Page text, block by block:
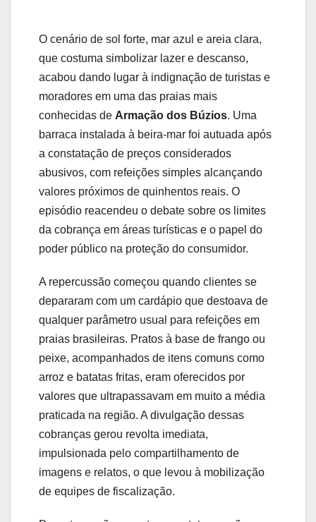
O cenário de sol forte, mar azul e areia clara,
que costuma simbolizar lazer e descanso,
acabou dando lugar à indignação de turistas e
moradores em uma das praias mais
conhecidas de Armação dos Búzios. Uma
barraca instalada à beira-mar foi autuada após
a constatação de preços considerados
abusivos, com refeições simples alcançando
valores próximos de quinhentos reais. O
episódio reacendeu o debate sobre os limites
da cobrança em áreas turísticas e o papel do
poder público na proteção do consumidor.
A repercussão começou quando clientes se
depararam com um cardápio que destoava de
qualquer parâmetro usual para refeições em
praias brasileiras. Pratos à base de frango ou
peixe, acompanhados de itens comuns como
arroz e batatas fritas, eram oferecidos por
valores que ultrapassavam em muito a média
praticada na região. A divulgação dessas
cobranças gerou revolta imediata,
impulsionada pelo compartilhamento de
imagens e relatos, o que levou à mobilização
de equipes de fiscalização.